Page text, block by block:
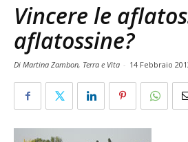
Vincere le
aflatossine?
Di Martina Zambon, Terra e Vita - 14 Febbraio